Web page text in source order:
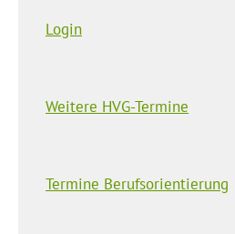
Login
Weitere HVG-Termine
Termine Berufsorientierung